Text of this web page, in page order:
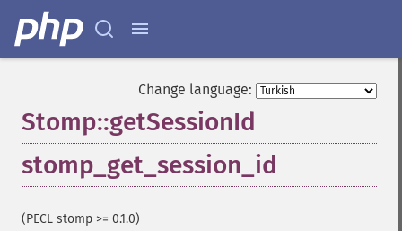
Change language:
Stomp::getSessionId
stomp_get_session_id
(PECL stomp >= 0.1.0)